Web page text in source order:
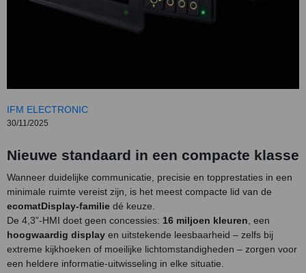
IFM ELECTRONIC
30/11/2025
Nieuwe standaard in een compacte klasse
Wanneer duidelijke communicatie, precisie en topprestaties in een
minimale ruimte vereist zijn, is het meest compacte lid van de
ecomatDisplay-familie dé keuze.
De 4,3”-HMI doet geen concessies: 16 miljoen kleuren , een
hoogwaardig display en uitstekende leesbaarheid – zelfs bij
extreme kijkhoeken of moeilijke lichtomstandigheden – zorgen voor
een heldere informatie-uitwisseling in elke situatie.